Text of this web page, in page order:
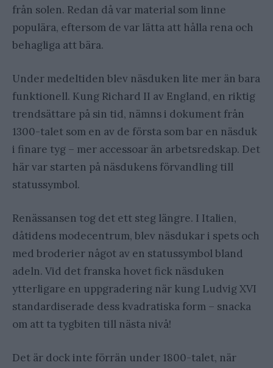
från solen. Redan då var material som linne
populära, eftersom de var lätta att hålla rena och
behagliga att bära.
Under medeltiden blev näsduken lite mer än bara
funktionell. Kung Richard II av England, en riktig
trendsättare på sin tid, nämns i dokument från
1300-talet som en av de första som bar en näsduk
i finare tyg – mer accessoar än arbetsredskap. Det
här var starten på näsdukens förvandling till
statussymbol.
Renässansen tog det ett steg längre. I Italien,
dåtidens modecentrum, blev näsdukar i spets och
med broderier något av en statussymbol bland
adeln. Vid det franska hovet fick näsduken
ytterligare en uppgradering när kung Ludvig XVI
standardiserade dess kvadratiska form – snacka
om att ta tygbiten till nästa nivå!
Det är dock inte förrän under 1800-talet, när